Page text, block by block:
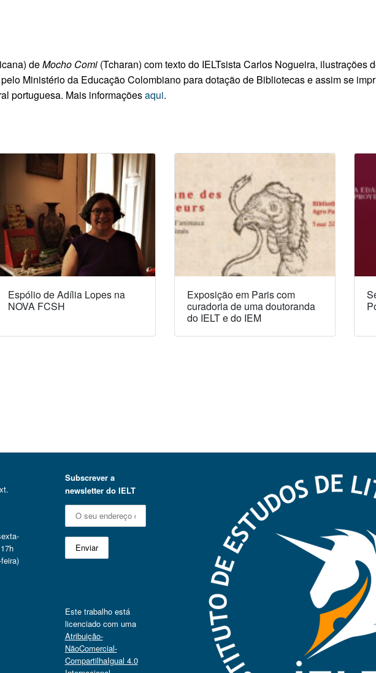
deMocho Comi (Tcharan) com texto do IELTsista Carlos Nogueira, ilustrações
Ministério da Educação Colombiano para dotação de Bibliotecas e assim se
portuguesa. Mais informaçõesaqui.
Espólio de Adília Lopes na
NOVA FCSH
Exposição em Paris com
curadoria de uma doutoranda
do IELT e do IEM
Subscrever a
newsletter do IELT
Este trabalho está
licenciado com uma
Atribuição-
NãoComercial-
CompartilhaIgual 4.0